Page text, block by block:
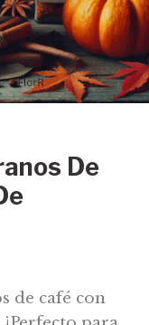
De
de café con